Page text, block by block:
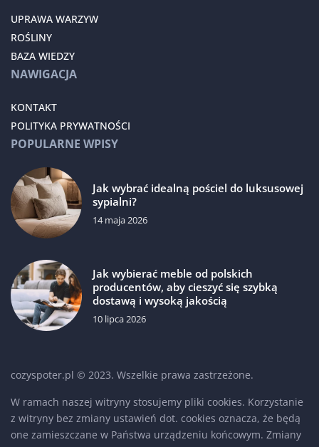
UPRAWA WARZYW
ROŚLINY
BAZA WIEDZY
NAWIGACJA
KONTAKT
POLITYKA PRYWATNOŚCI
POPULARNE WPISY
Jak wybrać idealną pościel do luksusowej
sypialni?
14 maja 2026
Jak wybierać meble od polskich
producentów, aby cieszyć się szybką
dostawą i wysoką jakością
10 lipca 2026
cozyspoter.pl © 2023. Wszelkie prawa zastrzeżone.
W ramach naszej witryny stosujemy pliki cookies. Korzystanie
z witryny bez zmiany ustawień dot. cookies oznacza, że będą
one zamieszczane w Państwa urządzeniu końcowym. Zmiany